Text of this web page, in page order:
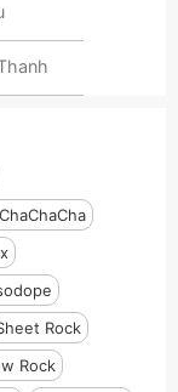
Rock
Rock